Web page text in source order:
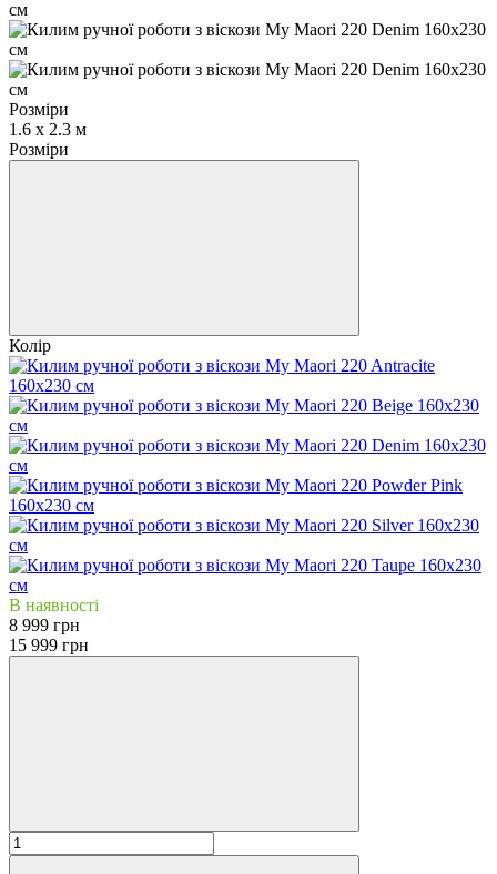
Розміри
1.6 х 2.3 м
Розміри
Колір
В наявності
8 999 грн
15 999 грн